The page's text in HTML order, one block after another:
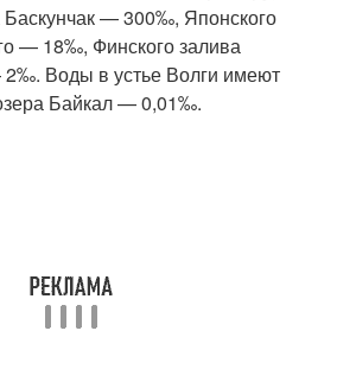
Баскунчак — 300‰, Японского
— 18‰, Финского залива
Воды в устье Волги имеют
Байкал — 0,01‰.